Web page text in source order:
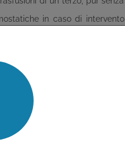
in caso di intervento
casistica e con misure di
Hemorrhage-2 consortium),
somministrazione precoce di
in 20.211 pazienti con trauma